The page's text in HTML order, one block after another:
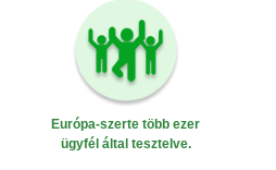
Európa-szerte több ezer
ügyfél által tesztelve.